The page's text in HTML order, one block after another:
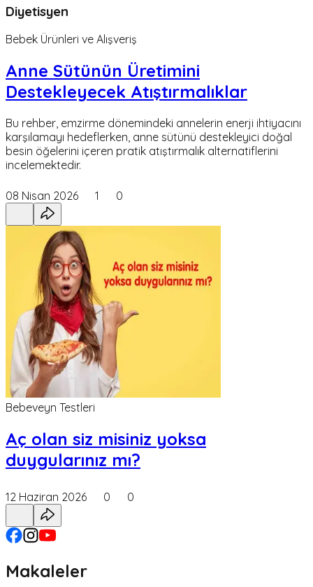
Diyetisyen
Bebek Ürünleri ve Alışveriş
Anne Sütünün Üretimini
Destekleyecek Atıştırmalıklar
Bu rehber, emzirme dönemindeki annelerin enerji ihtiyacını
karşılamayı hedeflerken, anne sütünü destekleyici doğal
besin öğelerini içeren pratik atıştırmalık alternatiflerini
incelemektedir.
08 Nisan 2026 1 0
Bebeveyn Testleri
Aç olan siz misiniz yoksa
duygularınız mı?
12 Haziran 2026 0 0
Makaleler